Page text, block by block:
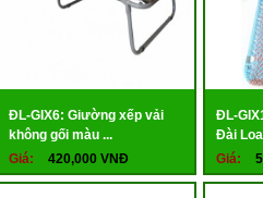
ĐL-GIX6: Giường xếp vải
không gối màu ...
Giá:
420,000 VNĐ
ĐL-
Đài
Giá: